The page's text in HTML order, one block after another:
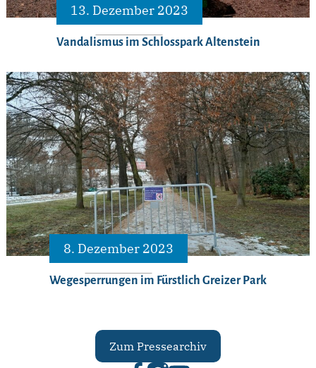
13. Dezember 2023
Vandalismus im Schlosspark Altenstein
8. Dezember 2023
Wegesperrungen im Fürstlich Greizer Park
Zum Pressearchiv